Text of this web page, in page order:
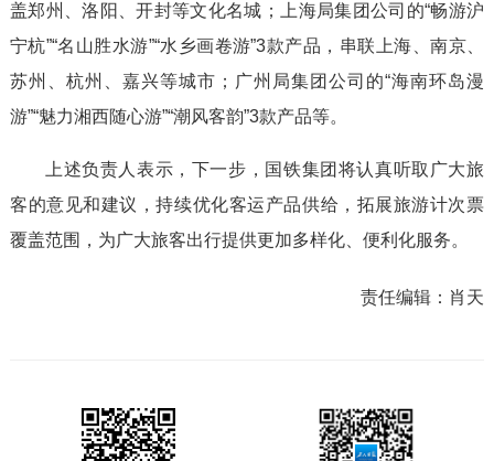
盖郑州、洛阳、开封等文化名城；上海局集团公司的“畅游沪
宁杭”“名山胜水游”“水乡画卷游”3款产品，串联上海、南京、
苏州、杭州、嘉兴等城市；广州局集团公司的“海南环岛漫
游”“魅力湘西随心游”“潮风客韵”3款产品等。
上述负责人表示，下一步，国铁集团将认真听取广大旅
客的意见和建议，持续优化客运产品供给，拓展旅游计次票
覆盖范围，为广大旅客出行提供更加多样化、便利化服务。
责任编辑： 肖天